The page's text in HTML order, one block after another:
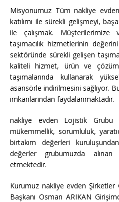
Misyonumuz Tüm nakliye evden
katılımı ile sürekli gelişmeyi,
ile çalışmak. Müşterilerimize
taşımacılık hizmetlerinin
sektöründe sürekli gelişen
kaliteli hizmet, ürün ve
taşımalarında kullanarak
asansörle indirilmesini sağlıyor.
imkanlarından faydalanmaktadır.
nakliye evden Lojistik Grubu
mükemmellik, sorumluluk,
birtakım değerleri
değerler grubumuzda
etmektedir.
Kurumuz nakliye evden Şirketler
Başkanı Osman ARIKAN